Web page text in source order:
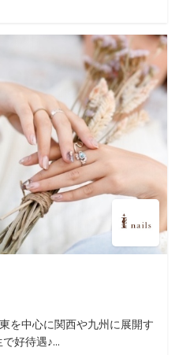
を中心に関西や九州に展開す
好待遇♪...